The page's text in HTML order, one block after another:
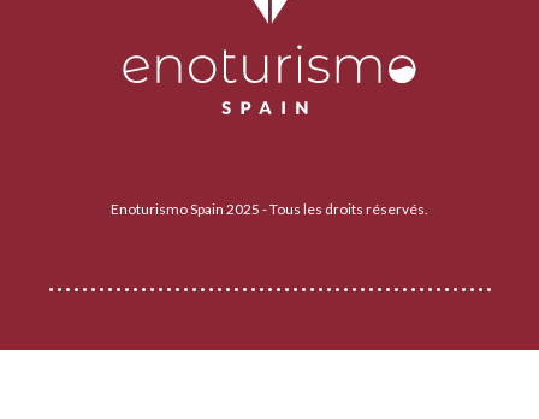
Enoturismo Spain 2025 - Tous les droits réservés.